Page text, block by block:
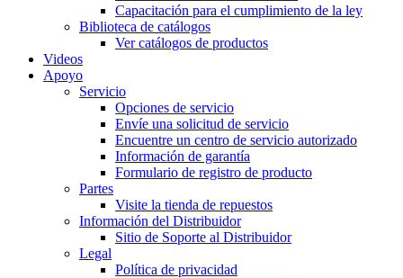
Capacitación para el cumplimiento de la ley
Biblioteca de catálogos
Ver catálogos de productos
Videos
Apoyo
Servicio
Opciones de servicio
Envíe una solicitud de servicio
Encuentre un centro de servicio autorizado
Información de garantía
Formulario de registro de producto
Partes
Visite la tienda de repuestos
Información del Distribuidor
Sitio de Soporte al Distribuidor
Legal
Política de privacidad